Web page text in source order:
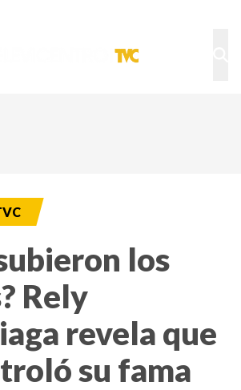
los
Rely
revela que
su fama